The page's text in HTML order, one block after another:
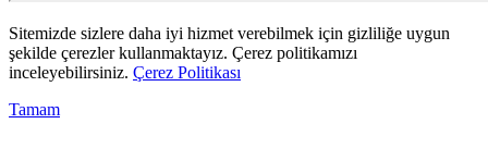
Sitemizde sizlere daha iyi hizmet verebilmek için gizliliğe uygun
şekilde çerezler kullanmaktayız. Çerez politikamızı
inceleyebilirsiniz. Çerez Politikası
Tamam